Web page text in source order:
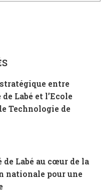
entre
Labé et l’Ecole
Technologie de
de Labé au cœur de la
nationale pour une